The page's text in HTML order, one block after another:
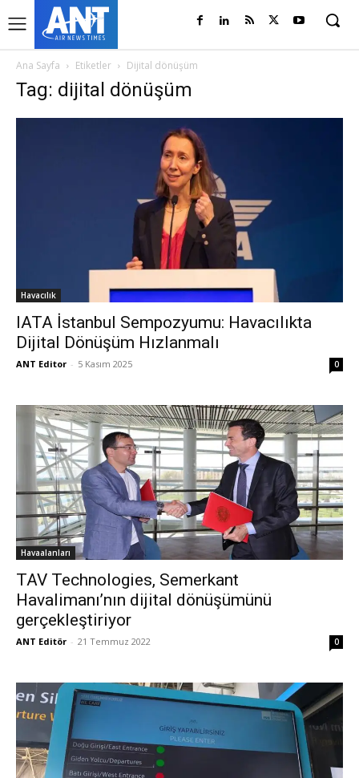
Ana Sayfa Etiketler Dijital dönüşüm
Tag: dijital dönüşüm
Havacılık
IATA İstanbul Sempozyumu: Havacılıkta
Dijital Dönüşüm Hızlanmalı
ANT Editor - 5 Kasım 2025 0
Havaalanları
TAV Technologies, Semerkant
Havalimanı’nın dijital dönüşümünü
gerçekleştiriyor
ANT Editör - 21 Temmuz 2022 0